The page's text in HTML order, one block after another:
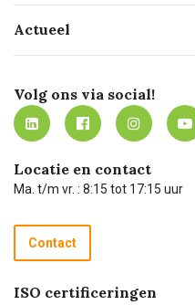
Missie
Werken bij Carel Lurvink
MVO
Bezorgen
Mijn Carel Lurvink
Mijn Carel Lurvink
Carel Lurvink App
Hulp op afstand
Technische dienst
Recycle programma
Betalen
Actueel
Innovation LAB
Tevreden klanten
Carel Lurvink Blog
Carel de podcast
Volg ons via social!
Locatie en contact
Ma. t/m vr. : 8:15 tot 17:15 uur
Contact
ISO certificeringen